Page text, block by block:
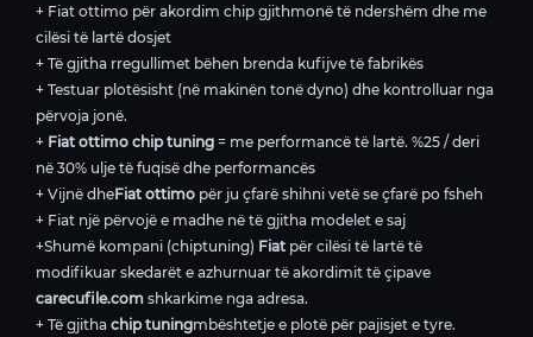
+ Fiat ottimo për akordim chip gjithmonë të ndershëm dhe me
cilësi të lartë dosjet
+ Të gjitha rregullimet bëhen brenda kufijve të fabrikës
+ Testuar plotësisht (në makinën tonë dyno) dhe kontrolluar nga
përvoja jonë.
+ Fiat ottimo chip tuning = me performancë të lartë. %25 / deri
në 30% ulje të fuqisë dhe performancës
+ Vijnë dheFiat ottimo për ju çfarë shihni vetë se çfarë po fsheh
+ Fiat një përvojë e madhe në të gjitha modelet e saj
+Shumë kompani (chiptuning) Fiat për cilësi të lartë të
modifikuar skedarët e azhurnuar të akordimit të çipave
carecufile.com shkarkime nga adresa.
+ Të gjitha chip tuningmbështetje e plotë për pajisjet e tyre.